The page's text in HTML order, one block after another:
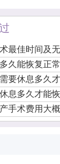
最佳时间及
久能恢复正
要休息多久
息多久才能
手术费用大